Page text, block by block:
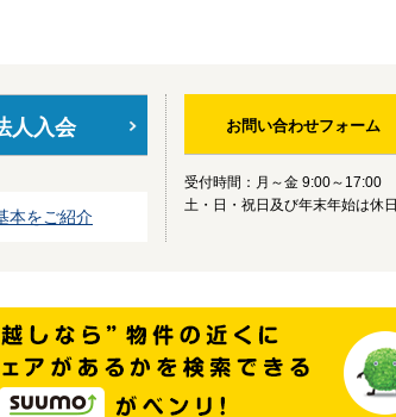
人入会
本をご紹介
お問い合わせフォーム
受付時間：月～金 9:00～17:00
土・日・祝日及び年末年始は休日